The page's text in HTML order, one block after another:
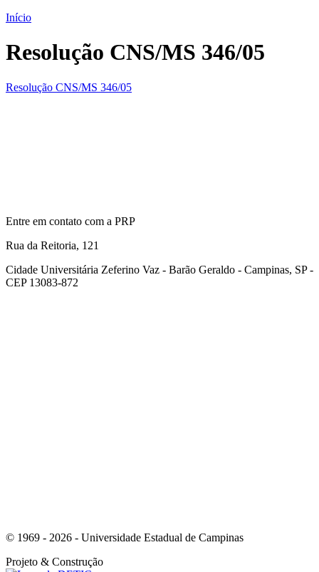
Início
Resolução CNS/MS 346/05
Resolução CNS/MS 346/05
Entre em contato com a PRP
Rua da Reitoria, 121
Cidade Universitária Zeferino Vaz - Barão Geraldo - Campinas, SP -
CEP 13083-872
© 1969 - 2026 - Universidade Estadual de Campinas
Projeto & Construção